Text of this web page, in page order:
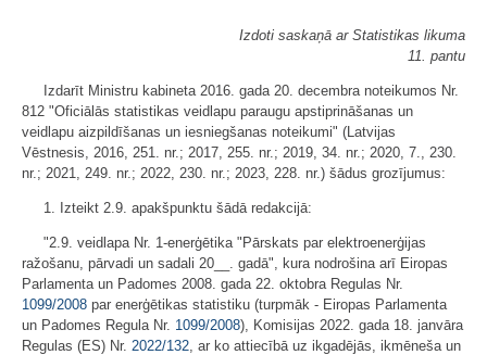
Izdoti saskaņā ar Statistikas likuma
11. pantu
Izdarīt Ministru kabineta 2016. gada 20. decembra noteikumos Nr.
812 "Oficiālās statistikas veidlapu paraugu apstiprināšanas un
veidlapu aizpildīšanas un iesniegšanas noteikumi" (Latvijas
Vēstnesis, 2016, 251. nr.; 2017, 255. nr.; 2019, 34. nr.; 2020, 7., 230.
nr.; 2021, 249. nr.; 2022, 230. nr.; 2023, 228. nr.) šādus grozījumus:
1. Izteikt 2.9. apakšpunktu šādā redakcijā:
"2.9. veidlapa Nr. 1-enerģētika "Pārskats par elektroenerģijas
ražošanu, pārvadi un sadali 20__. gadā", kura nodrošina arī Eiropas
Parlamenta un Padomes 2008. gada 22. oktobra Regulas Nr.
1099/2008 par enerģētikas statistiku (turpmāk - Eiropas Parlamenta
un Padomes Regula Nr. 1099/2008), Komisijas 2022. gada 18. janvāra
Regulas (ES) Nr. 2022/132, ar ko attiecībā uz ikgadējās, ikmēneša un